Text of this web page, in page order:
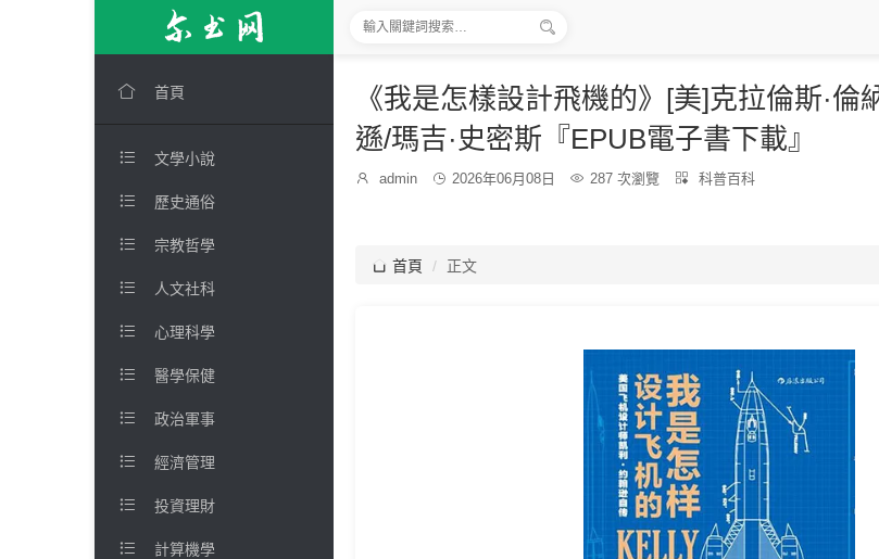

 首頁
 文學小說
 歷史通俗
 宗教哲學
 人文社科
 心理科學
 醫學保健
 政治軍事
 經濟管理
 投資理財
 計算機學
《我是怎樣設計飛機的》[美]克拉倫斯·倫
遜/瑪吉·史密斯『EPUB電子書下載』

博
admin  發
2026年06月08日  287 次瀏覽 
分
科普百科
 首頁 正文